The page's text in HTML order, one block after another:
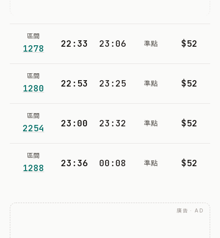
區間
1278 22:33 23:06 準點 $52
區間
1280 22:53 23:25 準點 $52
區間
2254 23:00 23:32 準點 $52
區間
1288 23:36 00:08 準點 $52
廣告 · AD